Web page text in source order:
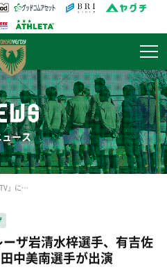
ース
「炎の体育会TV」にベレーザ岩清水梓選手、有吉佐織選手、上辻佑実選手、田中美南選手が出演
ーザ岩清水梓選手、有吉佐
中美南選手が出演